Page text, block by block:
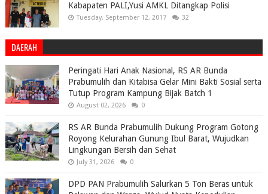
Kabapaten PALI,Yusi AMKL Ditangkap Polisi
Tuesday, September 12, 2017 32
DAERAH
Peringati Hari Anak Nasional, RS AR Bunda
Prabumulih dan Kitabisa Gelar Mini Bakti Sosial serta
Tutup Program Kampung Bijak Batch 1
August 02, 2026 0
RS AR Bunda Prabumulih Dukung Program Gotong
Royong Kelurahan Gunung Ibul Barat, Wujudkan
Lingkungan Bersih dan Sehat
July 31, 2026 0
DPD PAN Prabumulih Salurkan 5 Ton Beras untuk